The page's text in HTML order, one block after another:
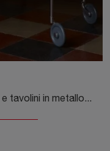
Se desideri Complementi moderni e tavolini in metallo ottieni informazioni sul modello Transit della marca Magis.